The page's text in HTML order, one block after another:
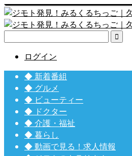

ログイン
◆ 新着番組
◆ グルメ
◆ ビューティー
◆ ドクター
◆ 介護・福祉
◆ 暮らし
◆ 動画で見る！求人情報